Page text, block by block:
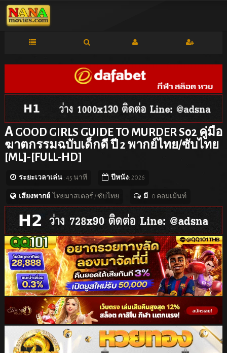
AGOOD GIRLS GUIDE TO MURDER S02 คู่มือ
ฆาตกรรมฉบับเด็กดี ปี 2 พากย์ไทย/ซับไทย
[ML]-[FULL-HD]
ระยะเวลาเล่น: 45 นาที ปีหนัง: 2026
เสียงพากย์: ไทยมาสเตอร์ / ซับไทย มี : 0 คอมเม้นท์